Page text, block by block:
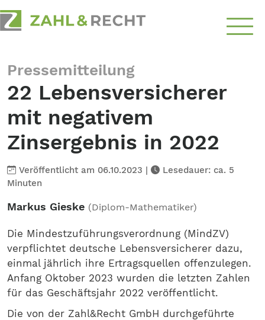
Uns
Schwerpunkte
Ratgeber
Top-Themen
aufnehmen
Pressemitteilung
22 Lebensversicherer
mit negativem
Zinsergebnis in 2022
Veröffentlicht am 06.10.2023 |
Lesedauer: ca. 5
Minuten
Markus Gieske (Diplom-Mathematiker)
Die Mindestzuführungsverordnung (MindZV)
verpflichtet deutsche Lebensversicherer dazu,
einmal jährlich ihre Ertragsquellen offenzulegen.
Anfang Oktober 2023 wurden die letzten Zahlen
für das Geschäftsjahr 2022 veröffentlicht.
Die von der Zahl&Recht GmbH durchgeführte